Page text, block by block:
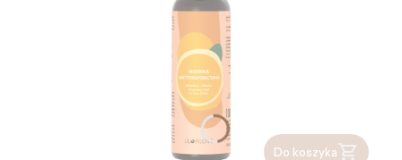
Do koszyka